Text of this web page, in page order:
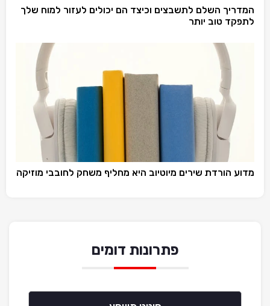
המדריך השלם לתשבצים וכיצד הם יכולים לעזור למוח שלך
לתפקד טוב יותר
מדוע הורדת שירים מיוטיוב היא מחליף משחק לחובבי מוזיקה
פתרונות דומים